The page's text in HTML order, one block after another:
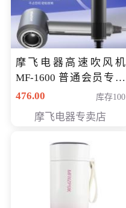
摩飞电器高速吹风机
MF-1600 普通会员专享
价298元
476.00 库存100
摩飞电器专卖店